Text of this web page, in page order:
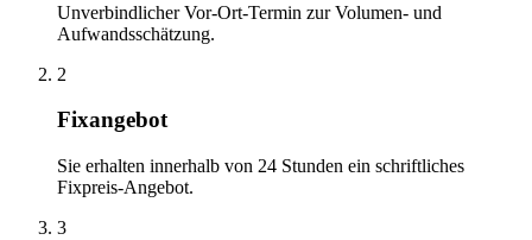
Unverbindlicher Vor-Ort-Termin zur Volumen- und
Aufwandsschätzung.
2
Fixangebot
Sie erhalten innerhalb von 24 Stunden ein schriftliches
Fixpreis-Angebot.
3